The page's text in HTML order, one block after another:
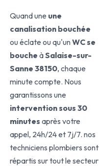
Quand une une
canalisation bouchée
ou éclate ou qu'unWC se
bouche àSalaise-sur-
Sanne 38150, chaque
minute compte. Nous
garantissons une
intervention sous 30
minutes après votre
appel, 24h/24 et 7j/7. nos
techniciens plombiers sont
répartis sur tout le secteur